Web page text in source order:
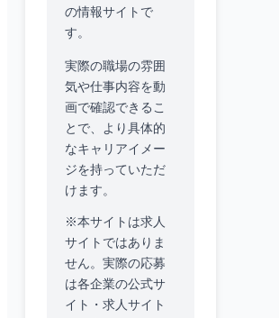
の情報サイトで
す。
実際の職場の雰囲
気や仕事内容を動
画で確認できるこ
とで、より具体的
なキャリアイメー
ジを持っていただ
けます。
※本サイトは求人
サイトではありま
せん。実際の応募
は各企業の公式サ
イト・求人サイト